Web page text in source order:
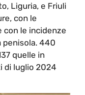
Liguria, e Friuli
con le
con le incidenze
penisola. 440
quelle in
di luglio 2024